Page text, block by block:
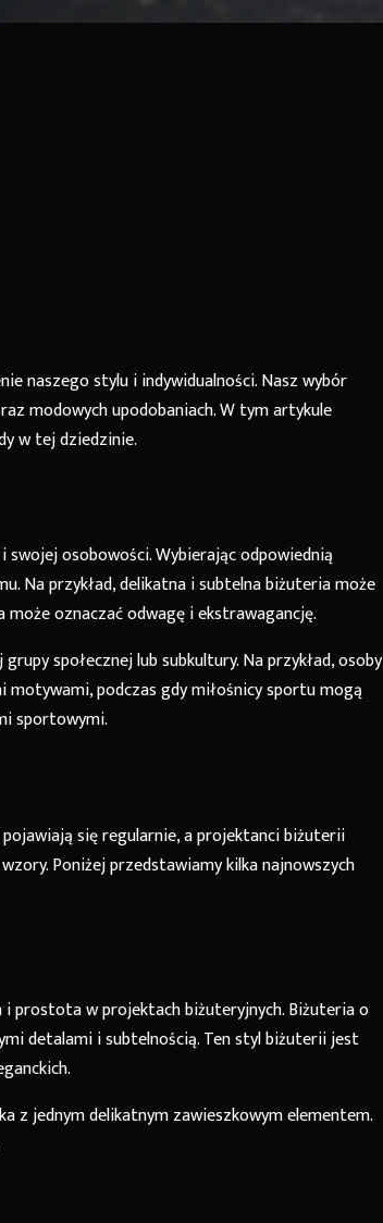
naszego stylu i indywidualności. Nasz wybór
modowych upodobaniach. W tym artykule
w tej dziedzinie.
osobowości. Wybierając odpowiednią
Na przykład, delikatna i subtelna biżuteria może
oznaczać odwagę i ekstrawagancję.
społecznej lub subkultury. Na przykład, osoby
podczas gdy miłośnicy sportu mogą
sportowymi.
się regularnie, a projektanci biżuterii
Poniżej przedstawiamy kilka najnowszych
i prostota w projektach biżuteryjnych. Biżuteria o
detalami i subtelnością. Ten styl biżuterii jest
z jednym delikatnym zawieszkowym elementem.